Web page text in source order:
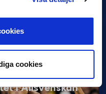
cookies
i Allsvenskan